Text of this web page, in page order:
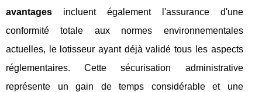
avantages incluent également l'assurance d'une
conformité totale aux normes environnementales
actuelles, le lotisseur ayant déjà validé tous les aspects
réglementaires. Cette sécurisation administrative
représente un gain de temps considérable et une